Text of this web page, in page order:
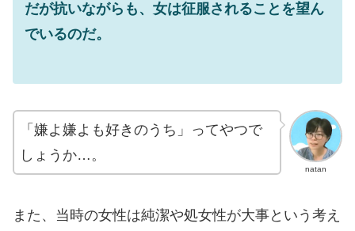
だが抗いながらも、女は征服されることを望ん
でいるのだ。
natan
「嫌よ嫌よも好きのうち」ってやつで
しょうか…。
また、当時の女性は純潔や処女性が大事という考え